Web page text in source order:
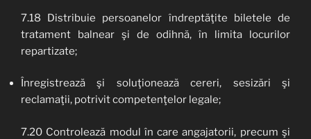
7.18 Distribuie persoanelor îndreptăţite biletele de
tratament balnear şi de odihnă, în limita locurilor
repartizate;
Înregistrează şi soluţionează cereri, sesizări şi
reclamaţii, potrivit competenţelor legale;
7.20 Controlează modul în care angajatorii, precum şi